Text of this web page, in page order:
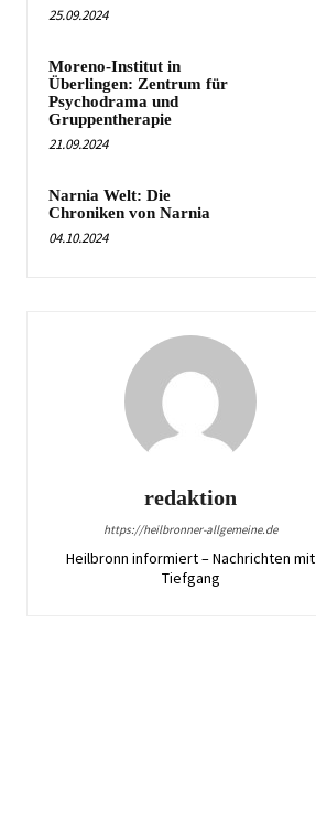
25.09.2024
Moreno-Institut in
Überlingen: Zentrum für
Psychodrama und
Gruppentherapie
21.09.2024
Narnia Welt: Die
Chroniken von Narnia
04.10.2024
redaktion
https://heilbronner-allgemeine.de
Heilbronn informiert – Nachrichten mit
Tiefgang